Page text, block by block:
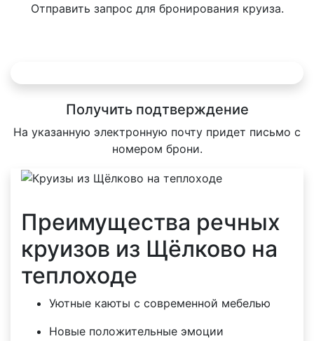
Отправить запрос для бронирования круиза.
Получить подтверждение
На указанную электронную почту придет письмо с
номером брони.
Преимущества речных
круизов из Щёлково на
теплоходе
Уютные каюты с современной мебелью
Новые положительные эмоции